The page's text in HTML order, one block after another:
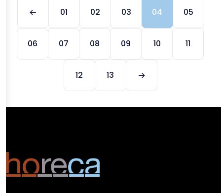
01 02 03 04 05
06 07 08 09 10 11
12 13